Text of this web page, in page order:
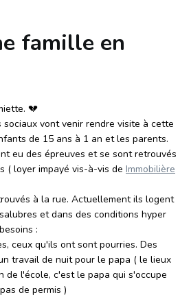
famille en
💔
sociaux vont venir rendre visite à cette
de 15 ans à 1 an et les parents.
eu des épreuves et se sont retrouvés
( loyer impayé vis-à-vis de Immobilière
à la rue. Actuellement ils logent
et dans des conditions hyper
:
ceux qu'ils ont sont pourries. Des
travail de nuit pour le papa ( le lieux
de l'école, c'est le papa qui s'occupe
de permis )